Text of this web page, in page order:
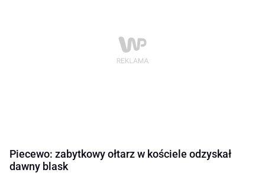
Piecewo: zabytkowy ołtarz w kościele odzyskał
dawny blask